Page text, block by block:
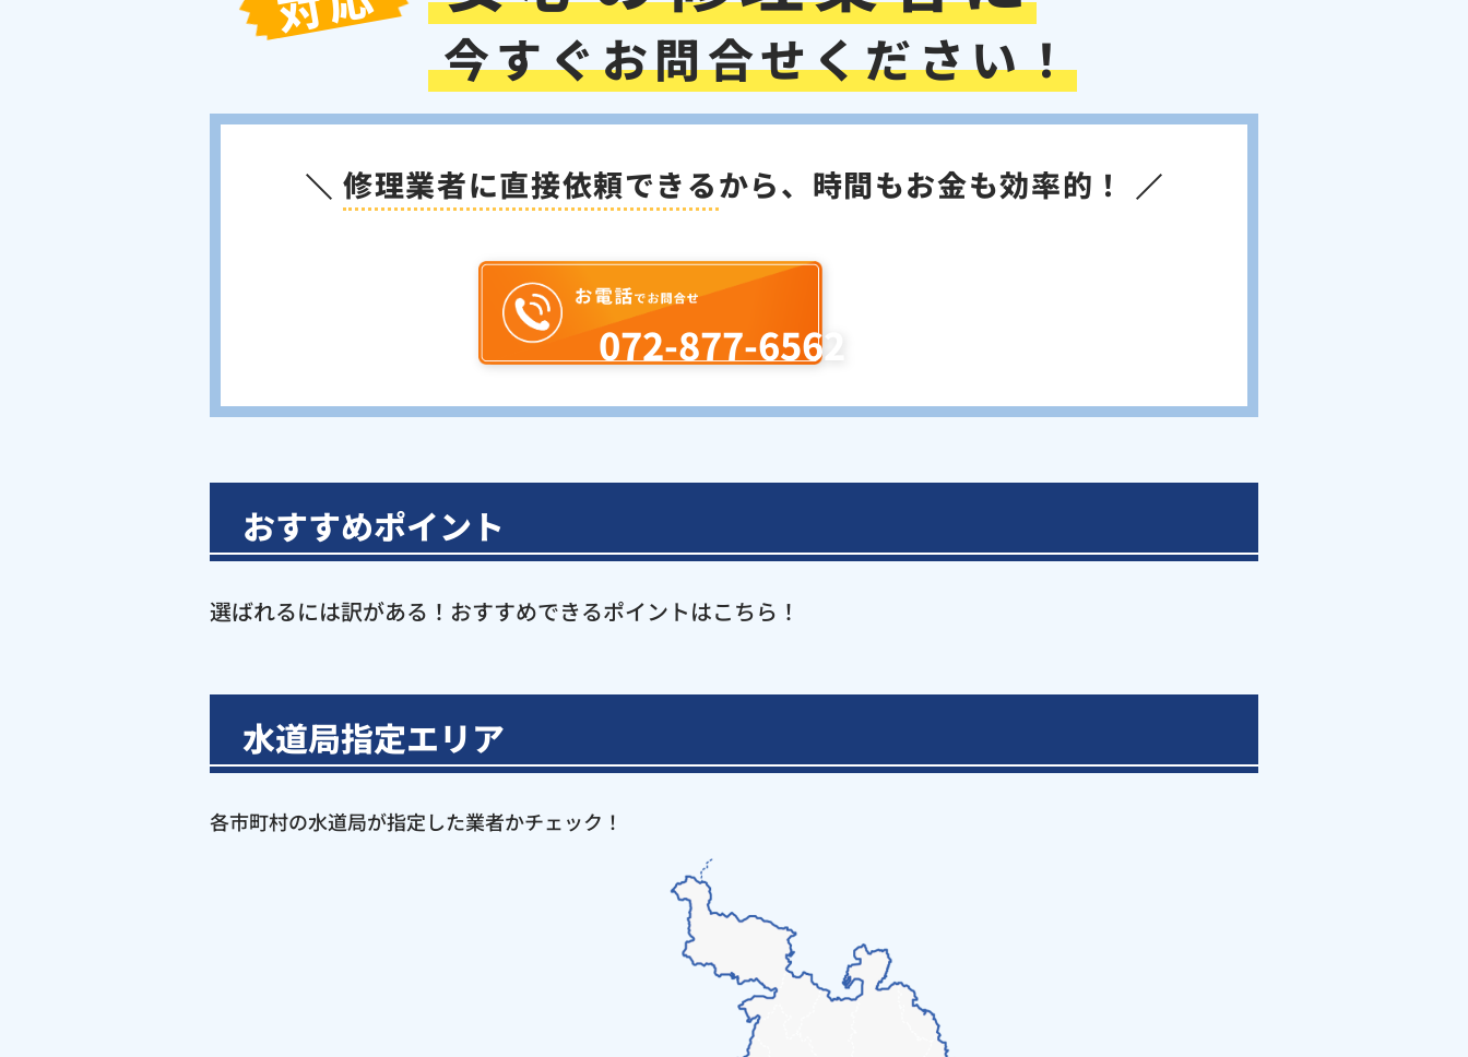
今すぐお問合せください！
修理業者に直接依頼できるから、 時間もお金も効率的！
072-877-6562
おすすめポイント
選ばれるには訳がある！おすすめできるポイントはこちら！
水道局指定エリア
各市町村の水道局が指定した業者かチェック！